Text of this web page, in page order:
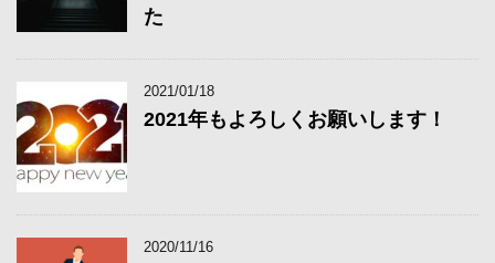
た
2021/01/18
2021年もよろしくお願いします！
2020/11/16